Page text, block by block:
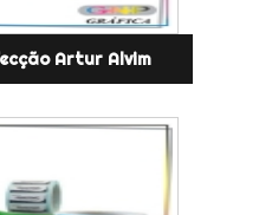
Artur Alvim